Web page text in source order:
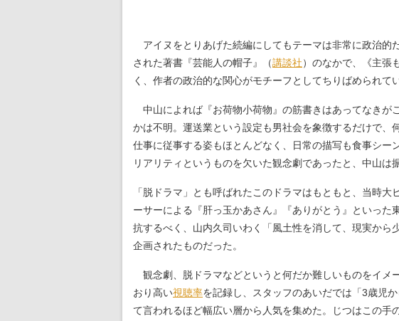
アイヌをとりあげた続編にしてもテーマは非常に政治的
された著書『芸能人の帽子』（講談社）のなかで、《主張
く、作者の政治的な関心がモチーフとしてちりばめられて
中山によれば『お荷物小荷物』の筋書きはあってなきが
かは不明。運送業という設定も男社会を象徴するだけで、
仕事に従事する姿もほとんどなく、日常の描写も食事シー
リアリティというものを欠いた観念劇であったと、中山は
「脱ドラマ」とも呼ばれたこのドラマはもともと、当時大
ーサーによる『肝っ玉かあさん』『ありがとう』といった
抗するべく、山内久司いわく「風土性を消して、現実から
企画されたものだった。
観念劇、脱ドラマなどというと何だか難しいものをイメ
おり高い視聴率を記録し、スタッフのあいだでは「3歳児
て言われるほど幅広い層から人気を集めた。じつはこの手